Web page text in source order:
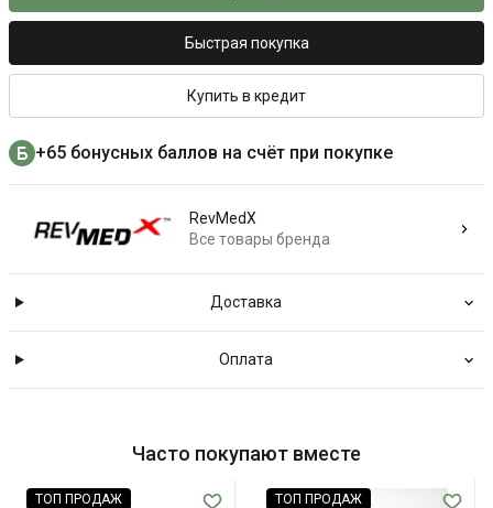
Быстрая покупка
Купить в кредит
+65 бонусных баллов на счёт при покупке
RevMedX
Все товары бренда
Доставка
Оплата
Часто покупают вместе
ТОП ПРОДАЖ ТОП ПРОДАЖ